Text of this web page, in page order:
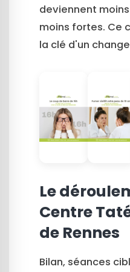
deviennent
moins fortes. Ce
la clé d'un
Le
Centre
de Rennes
Bilan, séances